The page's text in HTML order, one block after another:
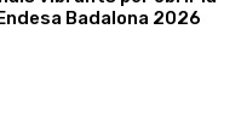
Badalona 2026